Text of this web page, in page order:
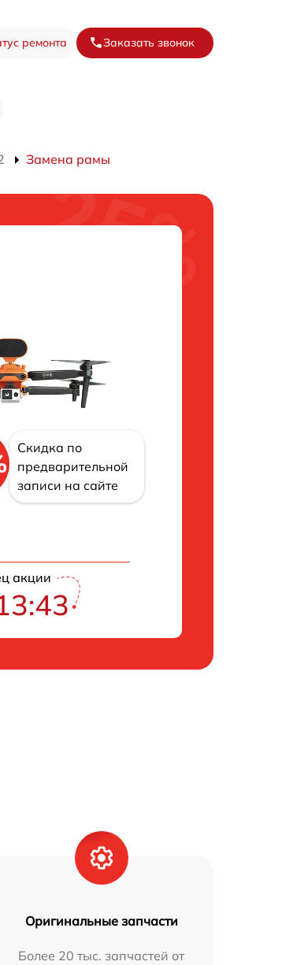
ремонта Заказать звонок
Замена рамы
Скидка по
предварительной
записи на сайте
акции
Оригинальные запчасти
Более 20 тыс. запчастей от